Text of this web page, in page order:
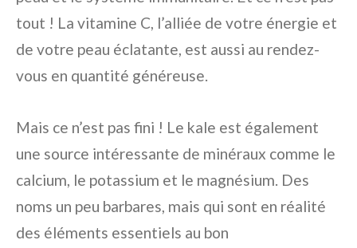
tout ! La vitamine C, l’alliée de votre énergie et
de votre peau éclatante, est aussi au rendez-
vous en quantité généreuse.
Mais ce n’est pas fini ! Le kale est également
une source intéressante de minéraux comme le
calcium, le potassium et le magnésium. Des
noms un peu barbares, mais qui sont en réalité
des éléments essentiels au bon